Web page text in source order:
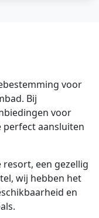
voor
Bij
voor
perfect aansluiten
een gezellig
wij hebben het
en